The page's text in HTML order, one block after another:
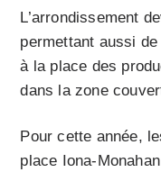
L’arrondissement
permettant aussi
à la place des
dans la zone
Pour cette année,
place Iona-